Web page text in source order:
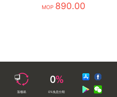
MOP 890.00
落樓易 0%免息分期